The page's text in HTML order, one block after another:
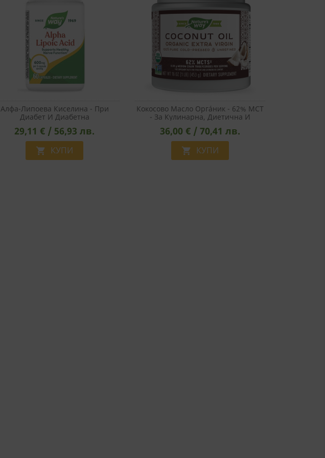
Алфа-Липоева Киселина - При
Диабет И Диабетна
Полиневропатия, 200 Mg, 60
Капсули
29,11 € / 56,93 лв.
 КУПИ
Кокосово Масло Оргáник - 62% MCT
- За Кулинарна, Диетична И
Козметична Употреба, 474 Ml
36,00 € / 70,41 лв.
 КУПИ